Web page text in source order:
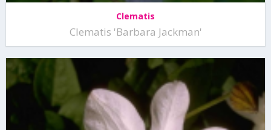
Clematis
Clematis 'Barbara Jackman'